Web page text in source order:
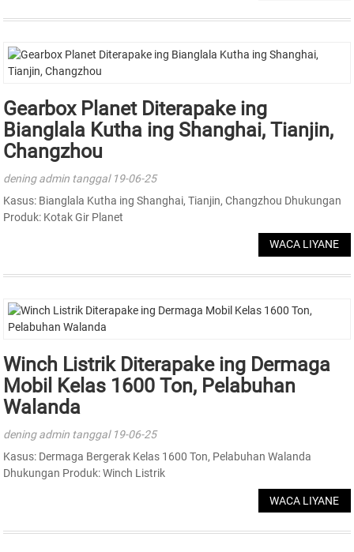
Gearbox Planet Diterapake ing
Bianglala Kutha ing Shanghai, Tianjin,
Changzhou
dening admin tanggal 19-06-25
Kasus: Bianglala Kutha ing Shanghai, Tianjin, Changzhou Dhukungan
Produk: Kotak Gir Planet
WACA LIYANE
Winch Listrik Diterapake ing Dermaga
Mobil Kelas 1600 Ton, Pelabuhan
Walanda
dening admin tanggal 19-06-25
Kasus: Dermaga Bergerak Kelas 1600 Ton, Pelabuhan Walanda
Dhukungan Produk: Winch Listrik
WACA LIYANE